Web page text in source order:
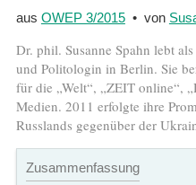
Nachbestellen
Kontakt
aus OWEP 3/2015• von
Dr. phil. Susanne Spahn lebt
und Politologin in Berlin. Sie
für die „Welt“, „ZEIT online“,
Medien. 2011 erfolgte ihre
Russlands gegenüber der
Zusammenfassung